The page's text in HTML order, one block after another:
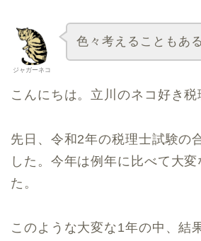
ジャガーネコ
色々考えることもあ
こんにちは。立川のネコ好き税
先日、令和2年の税理士試験の
した。今年は例年に比べて大
た。
このような大変な1年の中、結